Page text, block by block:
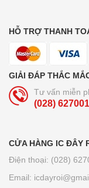
HỖ TRỢ THANH
GIẢI ĐÁP THẮC
Tư vấn miễn
(028)
CỬA HÀNG IC ĐÂY
Điện thoại: (028)
Email: